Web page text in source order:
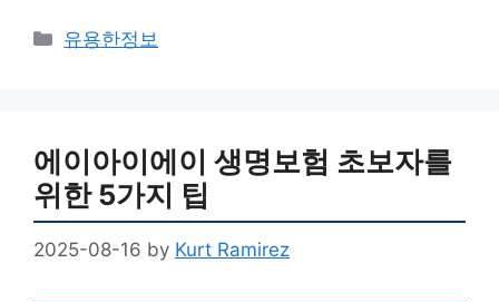
Categories
유용한정보
에이아이에이 생명보험 초보자를
위한 5가지 팁
2025-08-16 by Kurt Ramirez